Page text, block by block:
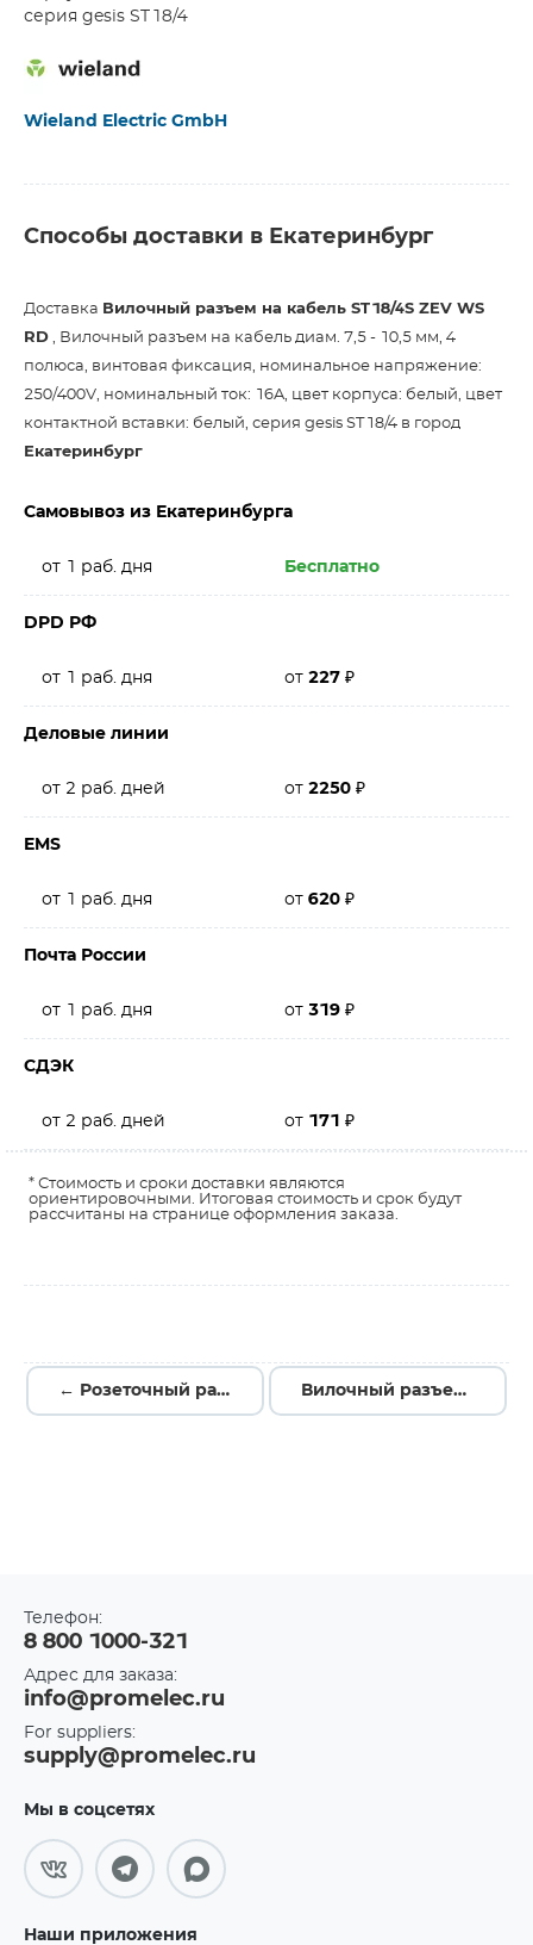
серия gesis ST18/4
Wieland Electric GmbH
Способы доставки в Екатеринбург
Доставка Вилочный разъем на кабель ST18/4S ZEV WS
RD , Вилочный разъем на кабель диам. 7,5 - 10,5 мм, 4
полюса, винтовая фиксация, номинальное напряжение:
250/400V, номинальный ток: 16A, цвет корпуса: белый, цвет
контактной вставки: белый, серия gesis ST18/4 в город
Екатеринбург
Самовывоз из Екатеринбурга
от 1 раб. дня Бесплатно
DPD РФ
от 1 раб. дня от 227 ₽
Деловые линии
от 2 раб. дней от 2250 ₽
EMS
от 1 раб. дня от 620 ₽
Почта России
от 1 раб. дня от 319 ₽
СДЭК
от 2 раб. дней от 171 ₽
* Стоимость и сроки доставки являются
ориентировочными. Итоговая стоимость и срок будут
рассчитаны на странице оформления заказа.
← Розеточный разъем на кабель ST18/4B1 ZEV WS RD Вилочный разъем на кабель ST18/5S ZEVNSW RD →
Телефон:
8 800 1000-321
Адрес для заказа:
info@promelec.ru
For suppliers:
supply@promelec.ru
Мы в соцсетях
Наши приложения